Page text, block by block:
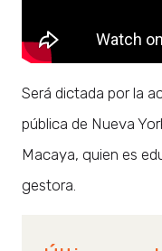
Será dictada por la
pública de Nueva
Macaya, quien es
gestora.